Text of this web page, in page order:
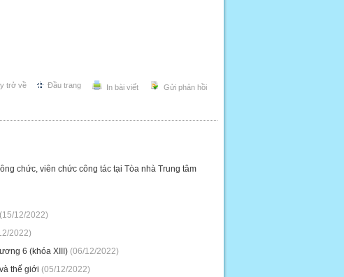
Gửi phản hồi
In bài viết
Đầu trang
trở về
chức, viên chức công tác tại Tòa nhà Trung tâm
(15/12/2022)
2022)
6 (khóa XIII) (06/12/2022)
thế giới (05/12/2022)